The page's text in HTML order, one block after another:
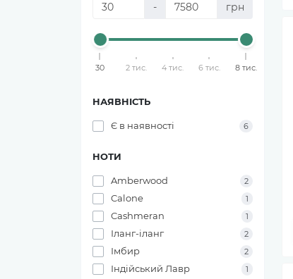
- грн
30 2 тис. 4 тис. 6 тис. 8 тис.
НАЯВНІСТЬ
Є в наявності 6
НОТИ
Amberwood 2
Calone 1
Cashmeran 1
Іланг-іланг 2
Імбир 2
Індійський Лавр 1